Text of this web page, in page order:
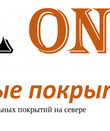
покрытий на севере